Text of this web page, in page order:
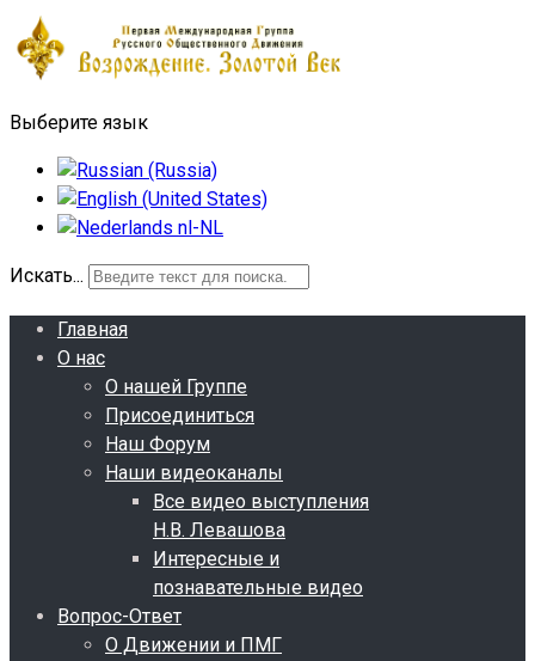
Выберите язык
Искать...
Главная
О нас
О нашей Группе
Присоединиться
Наш Форум
Наши видеоканалы
Все видео выступления
Н.В. Левашова
Интересные и
познавательные видео
Вопрос-Ответ
О Движении и ПМГ